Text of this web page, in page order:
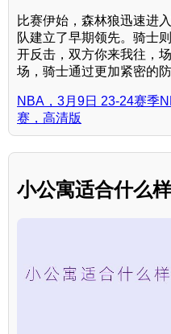
比赛伊始，森林狼迅速进
队建立了早期领先。骑士
开反击，双方你来我往，
场，骑士通过更加紧密的
NBA，3月9日 23-24赛季
赛，高清版
小公寓适合什么